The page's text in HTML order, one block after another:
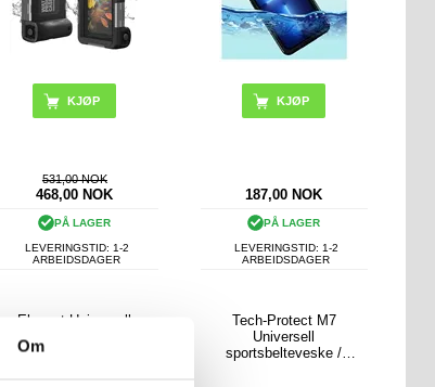
Om
KJØP
531,00 NOK
468,00 NOK
PÅ LAGER
LEVERINGSTID: 1-2
ARBEIDSDAGER
KJØP
187,00 NOK
PÅ LAGER
LEVERINGSTID: 1-2
ARBEIDSDAGER
Elegant Universell
Smarttelefon Mobilfutteral
- 6.7-6.9" - Svart
Tech-Protect M7
Universell
sportsbelteveske /